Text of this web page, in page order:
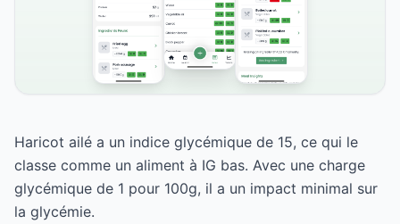
Haricot ailé a un indice glycémique de 15, ce qui le
classe comme un aliment à IG bas. Avec une charge
glycémique de 1 pour 100g, il a un impact minimal sur
la glycémie.